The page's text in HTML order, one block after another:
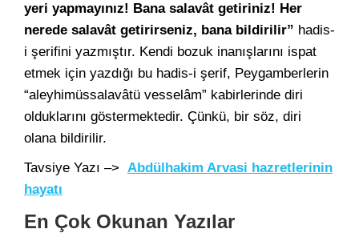
yeri yapmayınız! Bana salavât getiriniz! Her
nerede salavât getirirseniz, bana bildirilir” hadis-
i şerifini yazmıştır. Kendi bozuk inanışlarını ispat
etmek için yazdığı bu hadis-i şerif, Peygamberlerin
“aleyhimüssalavâtü vesselâm” kabirlerinde diri
olduklarını göstermektedir. Çünkü, bir söz, diri
olana bildirilir.
Tavsiye Yazı –> Abdülhakim Arvasi hazretlerinin
hayatı
En Çok Okunan Yazılar